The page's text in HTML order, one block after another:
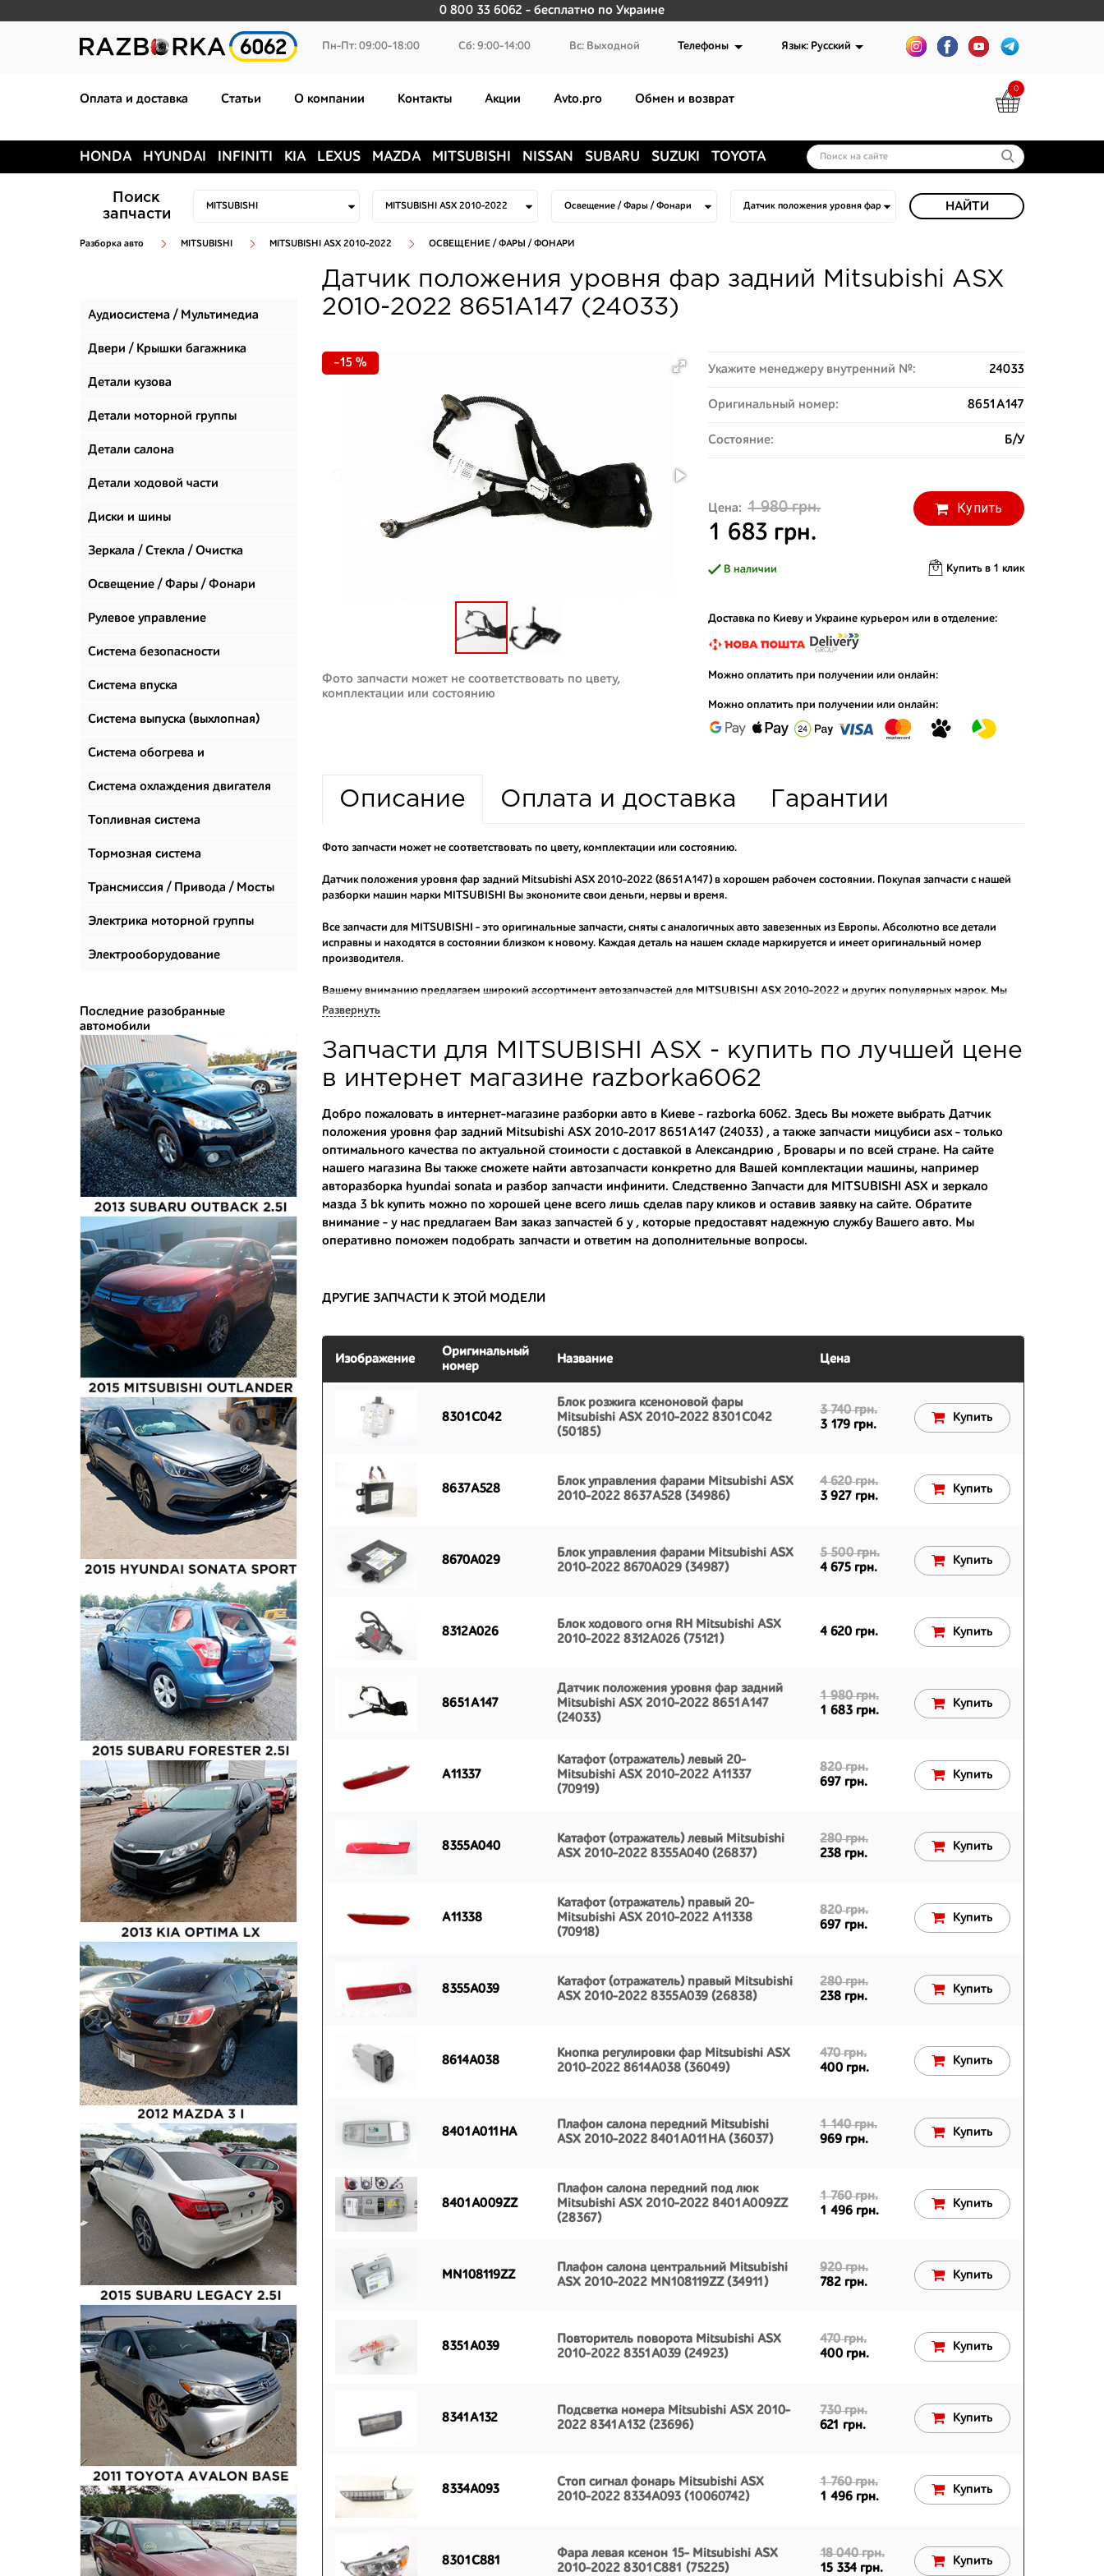
0 800 33 6062 - бесплатно по Украине
0
Пн-Пт: 09:00-18:00 Сб: 9:00-14:00 Вс: Выходной Телефоны Язык: Русский
Оплата и доставка Статьи О компании Контакты Акции Avto.pro Обмен и возврат
HONDA HYUNDAI INFINITI KIA LEXUS MAZDA MITSUBISHI NISSAN SUBARU SUZUKI TOYOTA
Поиск
запчасти
НАЙТИ
Разборка авто MITSUBISHI MITSUBISHI ASX 2010-2022 ОСВЕЩЕНИЕ / ФАРЫ / ФОНАРИ
Аудиосистема / Мультимедиа
Двери / Крышки багажника
Детали кузова
Детали моторной группы
Детали салона
Детали ходовой части
Диски и шины
Зеркала / Стекла / Очистка
стекол
Освещение / Фары / Фонари
Рулевое управление
Система безопасности
Система впуска
Система выпуска (выхлопная)
Система обогрева и
климатизации
Система охлаждения двигателя
Топливная система
Тормозная система
Трансмиссия / Привода / Мосты
Электрика моторной группы
Электрооборудование
Последние разобранные
автомобили
Датчик положения уровня фар задний Mitsubishi ASX
2010-2022 8651A147 (24033)
-15 %
Фото запчасти может не соответствовать по цвету,
комплектации или состоянию
Укажите менеджеру внутренний №: 24033
Оригинальный номер: 8651A147
Состояние: Б/У
Цена: 1 980 грн.
1 683 грн.
Купить
В наличии Купить в 1 клик
Доставка по Киеву и Украине курьером или в отделение:
Можно оплатить при получении или онлайн:
Можно оплатить при получении или онлайн:
Описание Оплата и доставка Гарантии
Фото запчасти может не соответствовать по цвету, комплектации или состоянию.
Датчик положения уровня фар задний Mitsubishi ASX 2010-2022 (8651A147) в хорошем рабочем состоянии. Покупая запчасти с нашей
разборки машин марки MITSUBISHI Вы экономите свои деньги, нервы и время.
Все запчасти для MITSUBISHI - это оригинальные запчасти, сняты с аналогичных авто завезенных из Европы. Абсолютно все детали
исправны и находятся в состоянии близком к новому. Каждая деталь на нашем складе маркируется и имеет оригинальный номер
производителя.
Вашему вниманию предлагаем широкий ассортимент автозапчастей для MITSUBISHI ASX 2010-2022 и других популярных марок. Мы
продаем оригинальные и высококачественные запчасти, отказываясь от контрафактных аналогов.
Многие наши оптовые клиенты рекомендуют именно нашу разборку как надежного и проверенного продавца. Если вам требуется
приобрести оптовую партию деталей для японских автомобилей, то консультанты нашего интернет-магазина подберут вам товар и
укомплектуют партию. Также мы поможем с правильным выбором по каталогу автозапчастей.
- доступные по цене;
- сняты только с автомобилей, которые ездили по превосходным европейским и японским дорогам;
- имеют большой запас прочности и невыробатанный ресурс, и долго прослужат вам.
Развернуть
Запчасти для MITSUBISHI ASX - купить по лучшей цене
в интернет магазине razborka6062
Добро пожаловать в интернет-магазине разборки авто в Киеве - razborka 6062. Здесь Вы можете выбрать Датчик
положения уровня фар задний Mitsubishi ASX 2010-2017 8651A147 (24033) , а также запчасти мицубиси asx- только
оптимального качества по актуальной стоимости с доставкой в Александрию , Бровары и по всей стране. На сайте
нашего магазина Вы также сможете найти автозапчасти конкретно для Вашей комплектации машины, например
авторазборка hyundai sonata и разбор запчасти инфинити. Следственно Запчасти для MITSUBISHI ASX и зеркало
мазда 3 bk купить можно по хорошей цене всего лишь сделав пару кликов и оставив заявку на сайте. Обратите
внимание - у нас предлагаем Вам заказ запчастей б у, которые предоставят надежную службу Вашего авто. Мы
оперативно поможем подобрать запчасти и ответим на дополнительные вопросы.
ДРУГИЕ ЗАПЧАСТИ К ЭТОЙ МОДЕЛИ
Изображение
Оригинальный
номер
Название Цена
8301C042
Блок розжига ксеноновой фары
Mitsubishi ASX 2010-2022 8301C042
(50185)
3 740 грн.
3 179 грн.
Купить
8637A528
Блок управления фарами Mitsubishi ASX
2010-2022 8637A528 (34986)
4 620 грн.
3 927 грн.
Купить
8670A029
Блок управления фарами Mitsubishi ASX
2010-2022 8670A029 (34987)
5 500 грн.
4 675 грн.
Купить
8312A026
Блок ходового огня RH Mitsubishi ASX
2010-2022 8312A026 (75121)
4 620 грн. Купить
8651A147
Датчик положения уровня фар задний
Mitsubishi ASX 2010-2022 8651A147
(24033)
1 980 грн.
1 683 грн.
Купить
A11337
Катафот (отражатель) левый 20-
Mitsubishi ASX 2010-2022 A11337
(70919)
820 грн.
697 грн.
Купить
8355A040
Катафот (отражатель) левый Mitsubishi
ASX 2010-2022 8355A040 (26837)
280 грн.
238 грн.
Купить
A11338
Катафот (отражатель) правый 20-
Mitsubishi ASX 2010-2022 A11338
(70918)
820 грн.
697 грн.
Купить
8355A039
Катафот (отражатель) правый Mitsubishi
ASX 2010-2022 8355A039 (26838)
280 грн.
238 грн.
Купить
8614A038
Кнопка регулировки фар Mitsubishi ASX
2010-2022 8614A038 (36049)
470 грн.
400 грн.
Купить
8401A011HA
Плафон салона передний Mitsubishi
ASX 2010-2022 8401A011HA (36037)
1 140 грн.
969 грн.
Купить
8401A009ZZ
Плафон салона передний под люк
Mitsubishi ASX 2010-2022 8401A009ZZ
(28367)
1 760 грн.
1 496 грн.
Купить
MN108119ZZ
Плафон салона центральний Mitsubishi
ASX 2010-2022 MN108119ZZ (34911)
920 грн.
782 грн.
Купить
8351A039
Повторитель поворота Mitsubishi ASX
2010-2022 8351A039 (24923)
470 грн.
400 грн.
Купить
8341A132
Подсветка номера Mitsubishi ASX 2010-
2022 8341A132 (23696)
730 грн.
621 грн.
Купить
8334A093
Стоп сигнал фонарь Mitsubishi ASX
2010-2022 8334A093 (10060742)
1 760 грн.
1 496 грн.
Купить
8301C881
Фара левая ксенон 15- Mitsubishi ASX
2010-2022 8301C881 (75225)
18 040 грн.
15 334 грн.
Купить